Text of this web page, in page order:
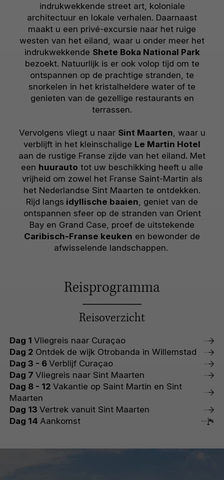
indrukwekkende street art, koloniale
architectuur en lokale verhalen. Daarnaast
maakt u een privé-excursie naar het ruige
westen van het eiland, waar u onder meer het
indrukwekkende Shete Boka National Park
bezoekt. Natuurlijk is er ook volop tijd om te
ontspannen op de prachtige stranden, te
snorkelen in het kristalheldere water of te
genieten van de gezellige restaurants en
terrassen.
Vervolgens vliegt u naar Sint Maarten, waar u
verblijft in het kleinschalige Le Martin Hotel
aan de rustige Franse zijde van het eiland. Met
een huurauto tot uw beschikking heeft u alle
vrijheid om zowel het Franse Saint-Martin als
het Nederlandse Sint Maarten te ontdekken.
Rijd langs idyllische baaien, geniet van de
ontspannen sfeer op de stranden van Orient
Bay en Grand Case, proef de uitstekende
Caribisch-Franse keuken en bewonder de
afwisselende landschappen.
Reisprogramma
Reisoverzicht
Dag 1 Vliegreis naar Curaçao
Dag 2 Ontdek de wijk Otrobanda in Willemstad
Dag 3 - 6 Verblijf Curaçao
Dag 7 Vliegreis naar Sint Maarten
Dag 8 - 12 Vakantie op Saint Martin en Sint
Maarten
Dag 13 Vertrek vanuit Sint Maarten
Dag 14 Aankomst